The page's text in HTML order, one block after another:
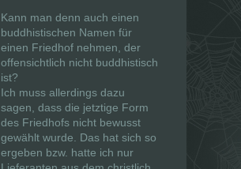
Kann man denn auch einen
buddhistischen Namen für
einen Friedhof nehmen, der
offensichtlich nicht buddhistisch
ist?
Ich muss allerdings dazu
sagen, dass die jetztige Form
des Friedhofs nicht bewusst
gewählt wurde. Das hat sich so
ergeben bzw. hatte ich nur